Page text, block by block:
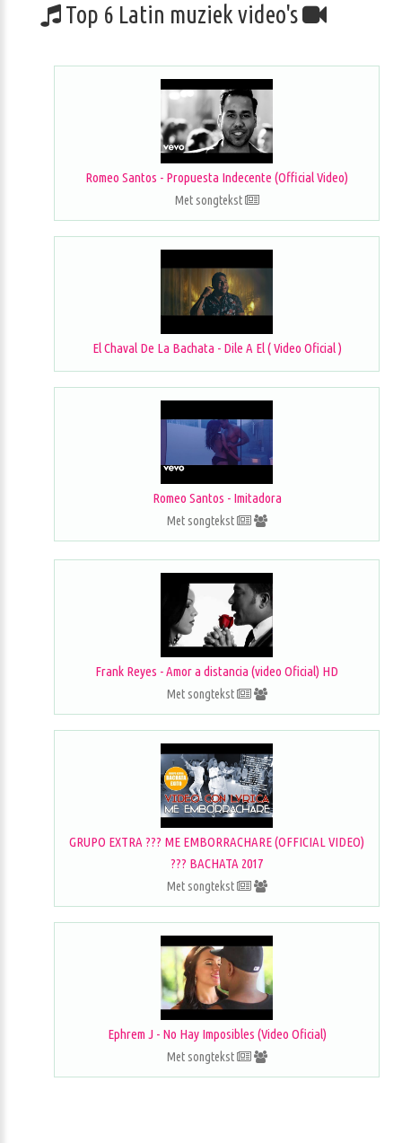
Top 6 Latin muziek video's
Romeo Santos - Propuesta Indecente (Official Video)
Met songtekst
El Chaval De La Bachata - Dile A El ( Video Oficial )
Romeo Santos - Imitadora
Met songtekst
Frank Reyes - Amor a distancia (video Oficial) HD
Met songtekst
GRUPO EXTRA ??? ME EMBORRACHARE (OFFICIAL VIDEO)
??? BACHATA 2017
Met songtekst
Ephrem J - No Hay Imposibles (Video Oficial)
Met songtekst